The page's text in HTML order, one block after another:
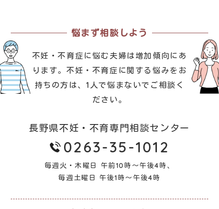
悩まず相談しよう
不妊・不育症に悩む夫婦は増加傾向にあ
ります。 不妊・不育症に関する悩みをお
持ちの方は、1人で悩まないでご相談く
ださい。
長野県不妊・不育専門相談センター
0263-35-1012
毎週火・木曜日 午前10時～午後4時、
毎週土曜日 午後1時～午後4時